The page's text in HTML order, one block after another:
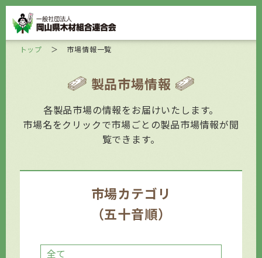
トップ ＞ 市場情報一覧
製品市場情報
各製品市場の情報をお届けいたします。
市場名をクリックで市場ごとの製品市場情報が閲
覧できます。
市場カテゴリ
（五十音順）
全て